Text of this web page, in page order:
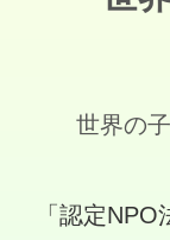
世界の
「認定